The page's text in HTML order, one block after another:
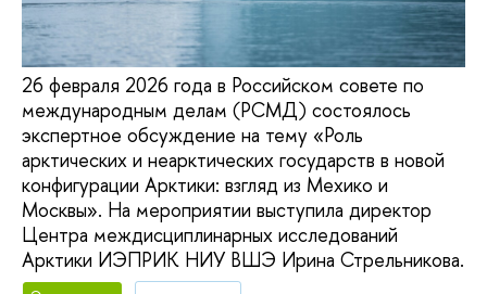
26 февраля 2026 года в Российском совете по
международным делам (РСМД) состоялось
экспертное обсуждение на тему «Роль
арктических и неарктических государств в новой
конфигурации Арктики: взгляд из Мехико и
Москвы». На мероприятии выступила директор
Центра междисциплинарных исследований
Арктики ИЭПРИК НИУ ВШЭ Ирина Стрельникова.